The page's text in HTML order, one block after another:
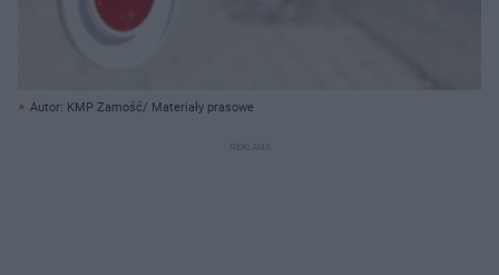
Autor: KMP Zamość/ Materiały prasowe